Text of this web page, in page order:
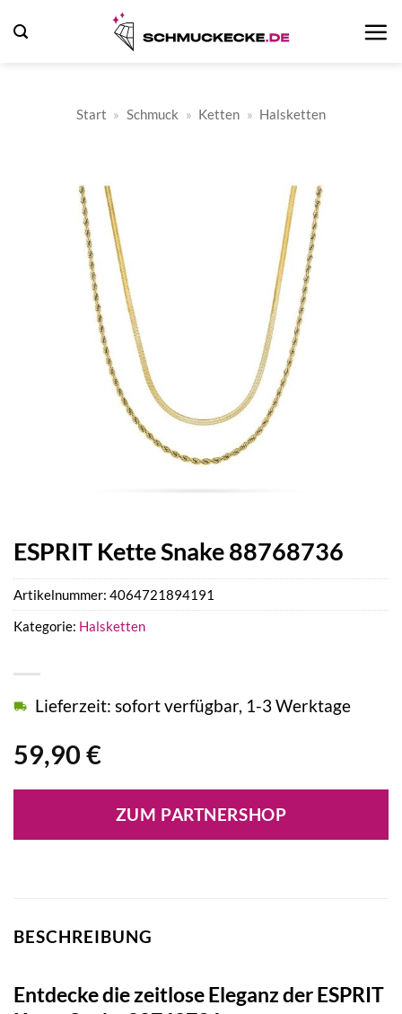
Inhalt
Start » Schmuck » Ketten » Halsketten
ESPRIT Kette Snake 88768736
59,90 €
Lieferzeit: sofort verfügbar, 1-3 Werktage
ZUM PARTNERSHOP
Artikelnummer: 4064721894191
Kategorie: Halsketten
BESCHREIBUNG
Entdecke die zeitlose Eleganz der ESPRIT